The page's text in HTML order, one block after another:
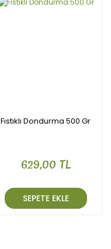
Fıstıklı Dondurma 500 Gr
629,00 TL
SEPETE EKLE